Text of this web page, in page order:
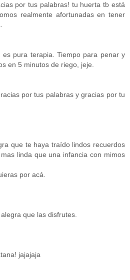
por tus palabras! tu huerta tb está
realmente afortunadas en tener
es pura terapia. Tiempo para penar y
en 5 minutos de riego, jeje.
por tus palabras y gracias por tu
que te haya traído lindos recuerdos
linda que una infancia con mimos
por acá.
que las disfrutes.
jajajaja